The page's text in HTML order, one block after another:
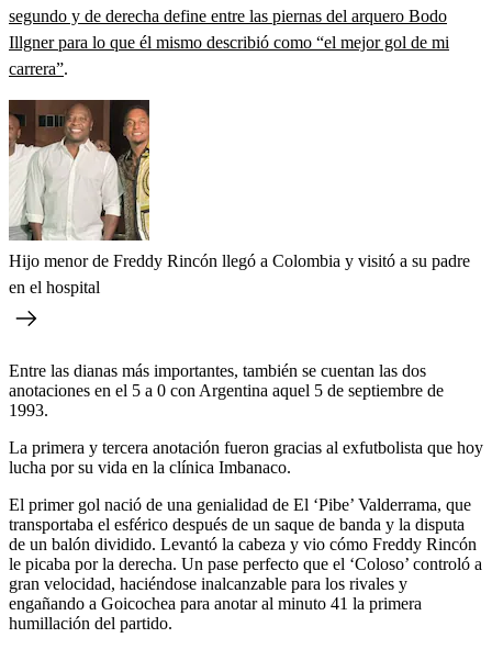
segundo y de derecha define entre las piernas del arquero Bodo
Illgner para lo que él mismo describió como “el mejor gol de mi
carrera”.
Hijo menor de Freddy Rincón llegó a Colombia y visitó a su padre
en el hospital
Entre las dianas más importantes, también se cuentan las dos
anotaciones en el 5 a 0 con Argentina aquel 5 de septiembre de
1993.
La primera y tercera anotación fueron gracias al exfutbolista que hoy
lucha por su vida en la clínica Imbanaco.
El primer gol nació de una genialidad de El ‘Pibe’ Valderrama, que
transportaba el esférico después de un saque de banda y la disputa
de un balón dividido. Levantó la cabeza y vio cómo Freddy Rincón
le picaba por la derecha. Un pase perfecto que el ‘Coloso’ controló a
gran velocidad, haciéndose inalcanzable para los rivales y
engañando a Goicochea para anotar al minuto 41 la primera
humillación del partido.